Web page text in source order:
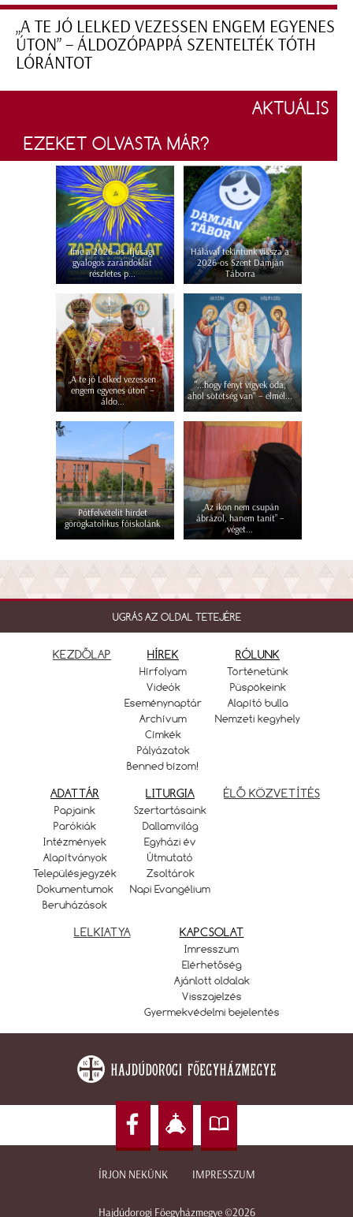
„A TE JÓ LELKED VEZESSEN ENGEM EGYENES
ÚTON” – ÁLDOZÓPAPPÁ SZENTELTÉK TÓTH
LÓRÁNTOT
AKTUÁLIS
EZEKET OLVASTA MÁR?
Íme a 2026-os ifjúsági
gyalogos zarándoklat
részletes p...
Hálával tekintünk vissza a
2026-os Szent Damján
Táborra
„A te jó Lelked vezessen
engem egyenes úton” –
áldo...
"...hogy fényt vigyek oda,
ahol sötétség van" – elmél...
Pótfelvételit hirdet
görögkatolikus főiskolánk
„Az ikon nem csupán
ábrázol, hanem tanít” –
véget...
UGRÁS AZ OLDAL TETEJÉRE
KEZDŐLAP HÍREK
Hírfolyam
Videók
Eseménynaptár
Archívum
Címkék
Pályázatok
Benned bízom!
RÓLUNK
Történetünk
Püspökeink
Alapító bulla
Nemzeti kegyhely
ADATTÁR
Papjaink
Parókiák
Intézmények
Alapítványok
Településjegyzék
Dokumentumok
Beruházások
LITURGIA
Szertartásaink
Dallamvilág
Egyházi év
Útmutató
Zsoltárok
Napi Evangélium
ÉLŐ KÖZVETÍTÉS
LELKIATYA KAPCSOLAT
Imresszum
Elérhetőség
Ajánlott oldalak
Visszajelzés
Gyermekvédelmi bejelentés
ÍRJON NEKÜNK IMPRESSZUM
Hajdúdorogi Főegyházmegye ©2026